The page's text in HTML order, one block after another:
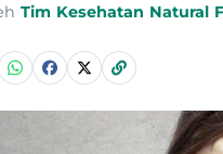
Tim Kesehatan Natural